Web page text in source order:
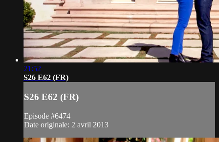
21:52
S26 E62 (FR)
S26 E62 (FR)
Episode #6474
Date originale: 2 avril 2013